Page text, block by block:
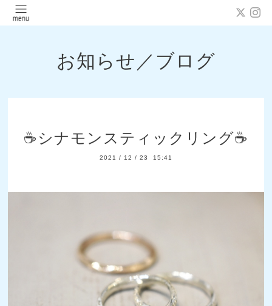
お知らせ／ブログ
☕シナモンスティックリング☕
2021 / 12 / 23 15:41